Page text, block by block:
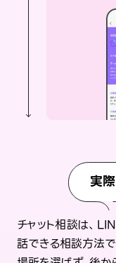
実
チャット相談は、
話できる相談方法で